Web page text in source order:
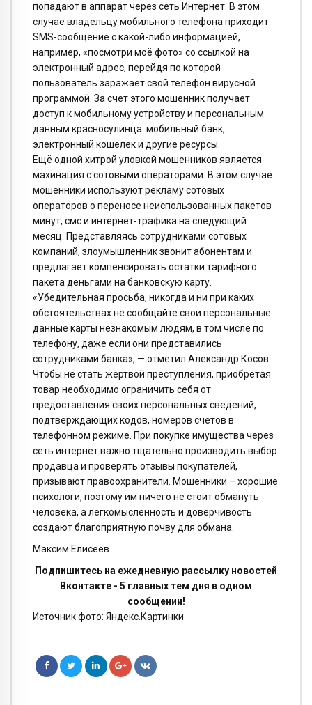
попадают в аппарат через сеть Интернет. В этом
случае владельцу мобильного телефона приходит
SMS-сообщение с какой-либо информацией,
например, «посмотри моё фото» со ссылкой на
электронный адрес, перейдя по которой
пользователь заражает свой телефон вирусной
программой. За счет этого мошенник получает
доступ к мобильному устройству и персональным
данным красносулинца: мобильный банк,
электронный кошелек и другие ресурсы.
Ещё одной хитрой уловкой мошенников является
махинация с сотовыми операторами. В этом случае
мошенники используют рекламу сотовых
операторов о переносе неиспользованных пакетов
минут, смс и интернет-трафика на следующий
месяц. Представляясь сотрудниками сотовых
компаний, злоумышленник звонит абонентам и
предлагает компенсировать остатки тарифного
пакета деньгами на банковскую карту.
«Убедительная просьба, никогда и ни при каких
обстоятельствах не сообщайте свои персональные
данные карты незнакомым людям, в том числе по
телефону, даже если они представились
сотрудниками банка», — отметил Александр Косов.
Чтобы не стать жертвой преступления, приобретая
товар необходимо ограничить себя от
предоставления своих персональных сведений,
подтверждающих кодов, номеров счетов в
телефонном режиме. При покупке имущества через
сеть интернет важно тщательно производить выбор
продавца и проверять отзывы покупателей,
призывают правоохранители. Мошенники – хорошие
психологи, поэтому им ничего не стоит обмануть
человека, а легкомысленность и доверчивость
создают благоприятную почву для обмана.
Максим Елисеев
Подпишитесь на ежедневную рассылку новостей
Вконтакте - 5 главных тем дня в одном
сообщении!
Источник фото: Яндекс.Картинки